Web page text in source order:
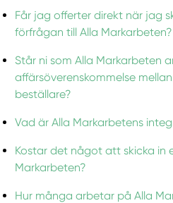
Får jag offerter direkt när jag
förfrågan till Alla Markarbeten?
Står ni som Alla Markarbeten
affärsöverenskommelse
beställare?
Vad är Alla Markarbetens
Kostar det något att skicka in
Markarbeten?
Hur många arbetar på Alla